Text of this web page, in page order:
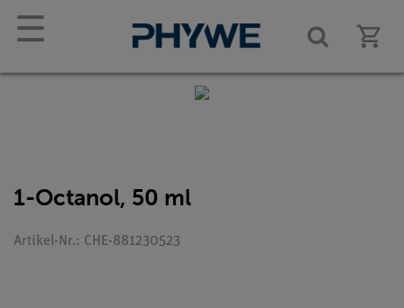
☰
1-Octanol, 50 ml
Artikel-Nr.: CHE-881230523